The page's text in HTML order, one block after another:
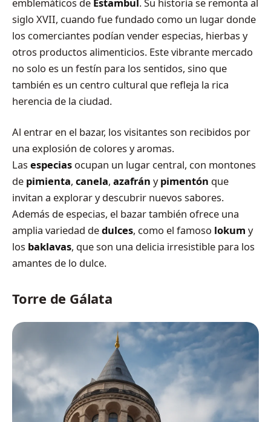
siglo XVII, cuando fue fundado como un lugar donde
los comerciantes podían vender especias, hierbas y
otros productos alimenticios. Este vibrante mercado
no solo es un festín para los sentidos, sino que
también es un centro cultural que refleja la rica
herencia de la ciudad.
Al entrar en el bazar, los visitantes son recibidos por
una explosión de colores y aromas.
Lasespecias ocupan un lugar central, con montones
de pimienta, canela, azafrán ypimentón que
invitan a explorar y descubrir nuevos sabores.
Además de especias, el bazar también ofrece una
amplia variedad dedulces, como el famoso lokum y
los baklavas, que son una delicia irresistible para los
amantes de lo dulce.
Torre de Gálata